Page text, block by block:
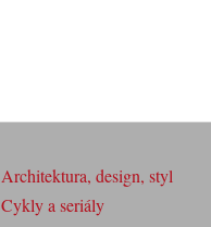
Architektura, design, styl
Cykly a seriály